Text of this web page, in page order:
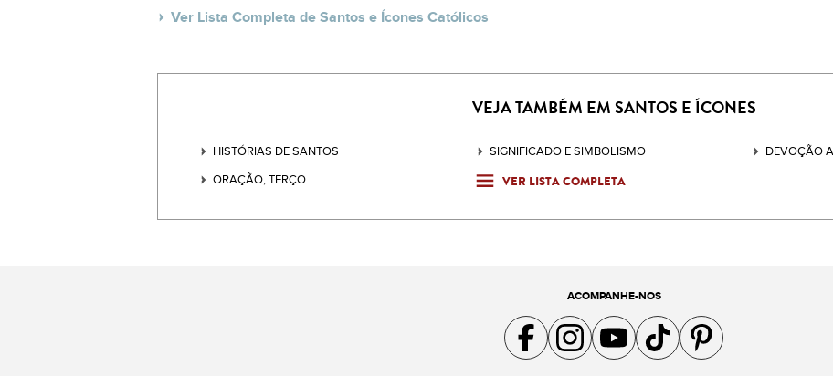
Ver Lista Completa de Santos e Ícones Católicos
VEJA TAMBÉM EM SANTOS E ÍCONES
HISTÓRIAS DE SANTOS SIGNIFICADO E SIMBOLISMO
DEVOÇÃO
ORAÇÃO, TERÇO
VER LISTA COMPLETA
ACOMPANHE-NOS
Acompanhe a gente no Facebook
Acompanhe a gente no Instagram
Acompanhe a gente no YouTube
Acompanhe a gente no TikTok
Acompanhe a gente no